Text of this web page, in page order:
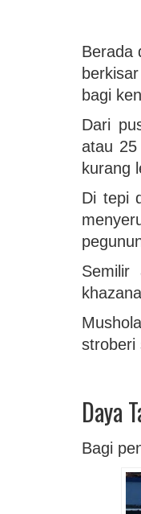
Berada
bagi
Dari
atau 25
kurang
Di tepi
Semilir
stroberi
Daya
Bagi